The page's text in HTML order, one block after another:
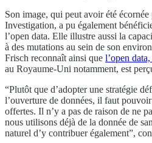
Son image, qui peut avoir été
Investigation, a pu également
l’open data. Elle illustre aussi la
à des mutations au sein de son
Frisch reconnaît ainsi que l’open
au Royaume-Uni notamment, est
“Plutôt que d’adopter une stratégie
l’ouverture de données, il faut
offertes. Il n’y a pas de raison de ne
nous utilisons déjà de la donnée de
naturel d’y contribuer également”,